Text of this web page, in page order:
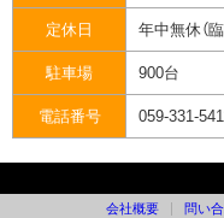
定休日 年中無休（
駐車場 900台
電話番号 059-331-
会社概要 問い